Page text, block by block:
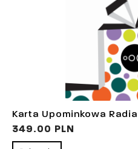
Karta Upominkowa
349.00 PLN